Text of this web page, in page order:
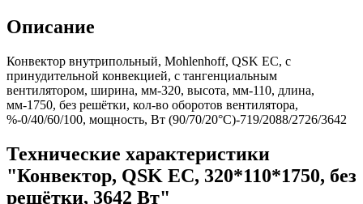
Описание
Конвектор внутрипольный, Mohlenhoff, QSK EC, с
принудительной конвекцией, с тангенциальным
вентилятором, ширина, мм-320, высота, мм-110, длина,
мм-1750, без решётки, кол-во оборотов вентилятора,
%-0/40/60/100, мощность, Вт (90/70/20°C)-719/2088/2726/3642
Технические характеристики
"Конвектор, QSK EC, 320*110*1750, без
решётки, 3642 Вт"